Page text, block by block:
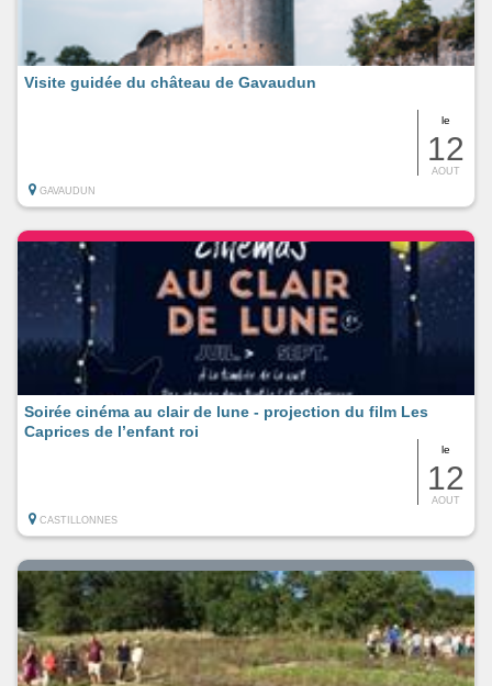
le
12
AOUT
Visite guidée du château de Gavaudun
GAVAUDUN
le
12
AOUT
Soirée cinéma au clair de lune - projection du film Les
Caprices de l’enfant roi
CASTILLONNES